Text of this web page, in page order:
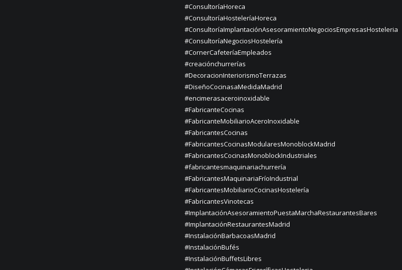
#ConsultoríaHoreca
#ConsultoríaHosteleríaHoreca
#ConsultoríaImplantaciónAsesoramientoNegociosEmpresasHosteleria
#ConsultoríaNegociosHostelería
#CornerCafeteríaEmpleados
#creaciónchurrerías
#DecoracionInteriorismoTerrazas
#DiseñoCocinasaMedidaMadrid
#encimerasaceroinoxidable
#FabricanteCocinas
#FabricanteMobiliarioAceroInoxidable
#FabricantesCocinas
#FabricantesCocinasModularesMonoblockMadrid
#FabricantesCocinasMonoblockIndustriales
#fabricantesmaquinariachurrería
#FabricantesMaquinariaFríoIndustrial
#FabricantesMobiliarioCocinasHostelería
#FabricantesVinotecas
#ImplantaciónAsesoramientoPuestaMarchaRestaurantesBares
#ImplantaciónRestaurantesMadrid
#InstalaciónBarbacoasMadrid
#InstalaciónBufés
#InstalaciónBuffetsLibres